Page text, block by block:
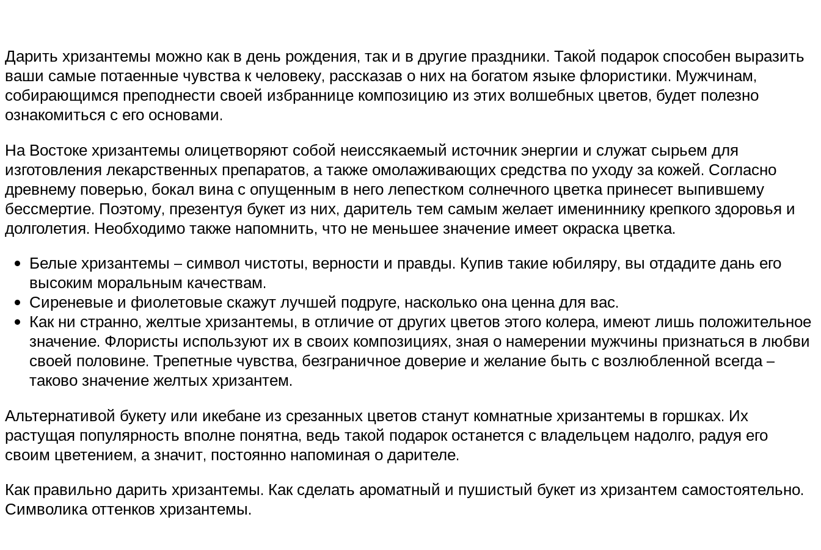
Дарить хризантемы можно как в день рождения, так и в другие праздники. Такой подарок способен выразить
ваши самые потаенные чувства к человеку, рассказав о них на богатом языке флористики. Мужчинам,
собирающимся преподнести своей избраннице композицию из этих волшебных цветов, будет полезно
ознакомиться с его основами.
На Востоке хризантемы олицетворяют собой неиссякаемый источник энергии и служат сырьем для
изготовления лекарственных препаратов, а также омолаживающих средства по уходу за кожей. Согласно
древнему поверью, бокал вина с опущенным в него лепестком солнечного цветка принесет выпившему
бессмертие. Поэтому, презентуя букет из них, даритель тем самым желает имениннику крепкого здоровья и
долголетия. Необходимо также напомнить, что не меньшее значение имеет окраска цветка.
Белые хризантемы – символ чистоты, верности и правды. Купив такие юбиляру, вы отдадите дань его
высоким моральным качествам.
Сиреневые и фиолетовые скажут лучшей подруге, насколько она ценна для вас.
Как ни странно, желтые хризантемы, в отличие от других цветов этого колера, имеют лишь положительное
значение. Флористы используют их в своих композициях, зная о намерении мужчины признаться в любви
своей половине. Трепетные чувства, безграничное доверие и желание быть с возлюбленной всегда –
таково значение желтых хризантем.
Альтернативой букету или икебане из срезанных цветов станут комнатные хризантемы в горшках. Их
растущая популярность вполне понятна, ведь такой подарок останется с владельцем надолго, радуя его
своим цветением, а значит, постоянно напоминая о дарителе.
Как правильно дарить хризантемы. Как сделать ароматный и пушистый букет из хризантем самостоятельно.
Символика оттенков хризантемы.